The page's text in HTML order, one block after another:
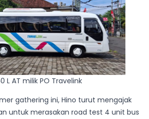
L AT milik PO Travelink
gathering ini, Hino turut mengajak
untuk merasakan road test 4 unit bus